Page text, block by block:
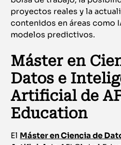
proyectos reales y la
contenidos en áreas como
modelos predictivos.
Máster en
Datos e
Artificial de
Education
El Máster en Ciencia de